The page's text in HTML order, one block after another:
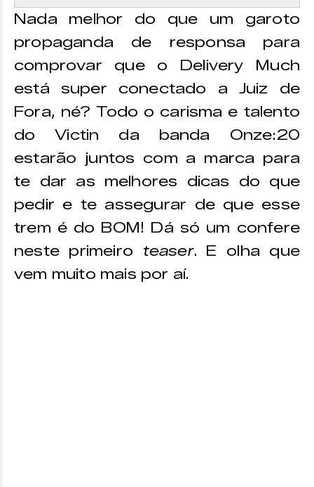
Nada melhor do que um garoto
propaganda de responsa para
comprovar que o Delivery Much
está super conectado a Juiz de
Fora, né? Todo o carisma e talento
do Victin da banda Onze:20
estarão juntos com a marca para
te dar as melhores dicas do que
pedir e te assegurar de que esse
trem é do BOM! Dá só um confere
neste primeiro teaser. E olha que
vem muito mais por aí.